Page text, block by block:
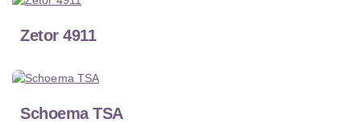
Zetor 4911
Schoema TSA